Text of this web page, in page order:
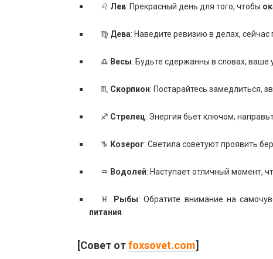
♌ Лев: Прекрасный день для того, чтобы
♍ Дева: Наведите ревизию в делах, сейчас
♎ Весы: Будьте сдержанны в словах,
♏ Скорпион: Постарайтесь замедлиться,
♐ Стрелец: Энергия бьет ключом,
♑ Козерог: Светила советуют проявить
♒ Водолей: Наступает отличный момент,
♓ Рыбы: Обратите внимание на
питания.
[Совет отfoxsovet.com]